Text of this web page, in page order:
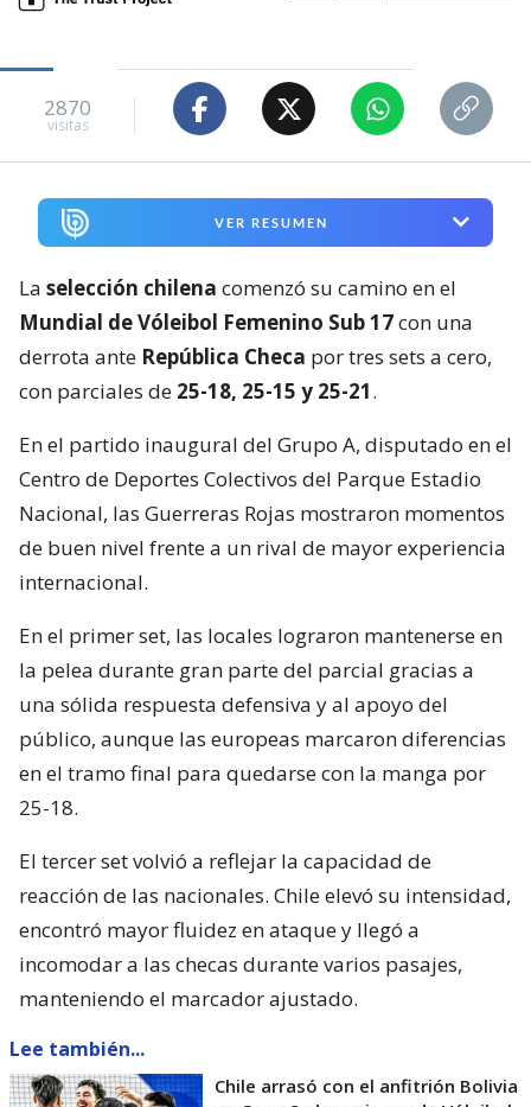
2870
visitas
VER RESUMEN
La selección chilena comenzó su camino en el
Mundial de Vóleibol Femenino Sub 17con una
derrota ante República Checa por tres sets a cero,
con parciales de 25-18, 25-15 y 25-21.
En el partido inaugural del Grupo A, disputado en el
Centro de Deportes Colectivos del Parque Estadio
Nacional, las Guerreras Rojas mostraron momentos
de buen nivel frente a un rival de mayor experiencia
internacional.
En el primer set, las locales lograron mantenerse en
la pelea durante gran parte del parcial gracias a
una sólida respuesta defensiva y al apoyo del
público, aunque las europeas marcaron diferencias
en el tramo final para quedarse con la manga por
25-18.
El tercer set volvió a reflejar la capacidad de
reacción de las nacionales. Chile elevó su intensidad,
encontró mayor fluidez en ataque y llegó a
incomodar a las checas durante varios pasajes,
manteniendo el marcador ajustado.
Lee también...
Chile arrasó con el anfitrión Bolivia